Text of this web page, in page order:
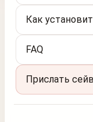
Как
FAQ
Прислать сейв